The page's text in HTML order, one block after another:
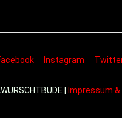
Instagram
| Impressum